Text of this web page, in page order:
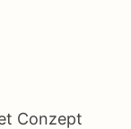
Conzept